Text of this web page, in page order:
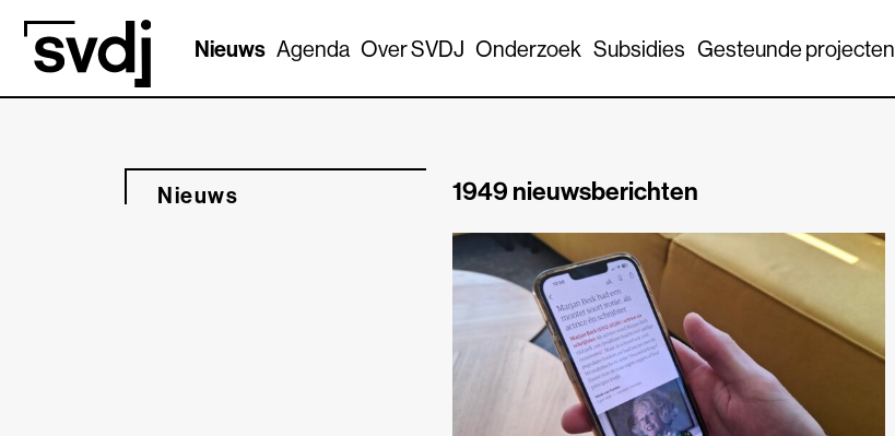
Naar hoofdinhoud
Nieuws Agenda Over SVDJ Onderzoek Subsidies Gesteunde projecten
Nieuws 1949 nieuwsberichten